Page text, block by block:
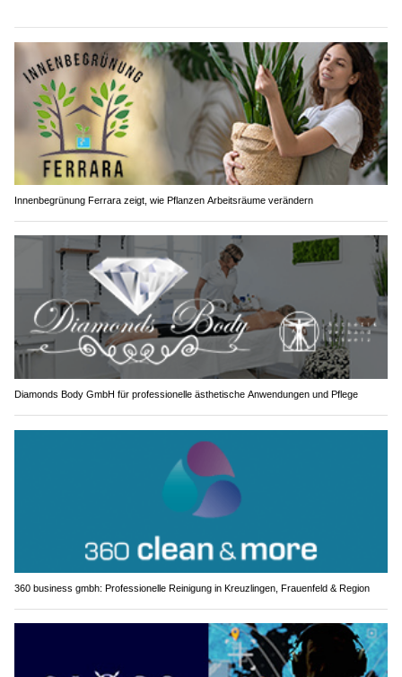
Innenbegrünung Ferrara zeigt, wie Pflanzen Arbeitsräume verändern
Diamonds Body GmbH für professionelle ästhetische Anwendungen und Pflege
360 business gmbh: Professionelle Reinigung in Kreuzlingen, Frauenfeld & Region